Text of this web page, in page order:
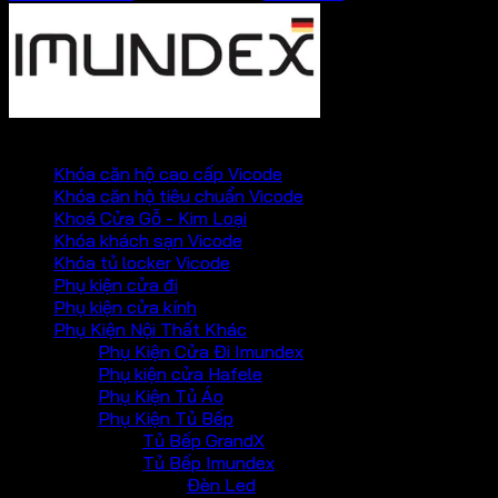
Khóa căn hộ cao cấp Vicode
Khóa căn hộ tiêu chuẩn Vicode
Khoá Cửa Gỗ - Kim Loại
Khóa khách sạn Vicode
Khóa tủ locker Vicode
Phụ kiện cửa đi
Phụ kiện cửa kính
Phụ Kiện Nội Thất Khác
Phụ Kiện Cửa Đi Imundex
Phụ kiện cửa Hafele
Phụ Kiện Tủ Áo
Phụ Kiện Tủ Bếp
Tủ Bếp GrandX
Tủ Bếp Imundex
Đèn Led